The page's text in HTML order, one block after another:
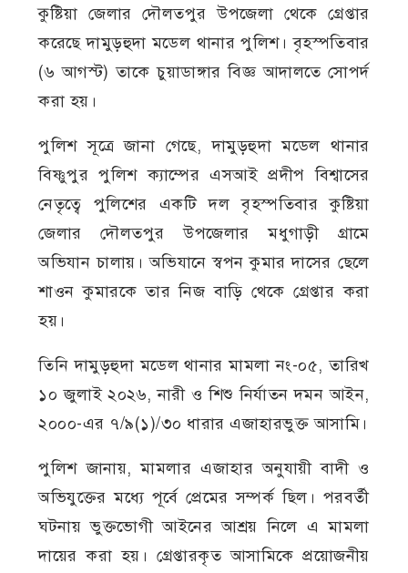
কুষ্টিয়া জেলার দৌলতপুর উপজেলা থেকে গ্রেপ্তার
করেছে দামুড়হুদা মডেল থানার পুলিশ। বৃহস্পতিবার
(৬ আগস্ট) তাকে চুয়াডাঙ্গার বিজ্ঞ আদালতে সোপর্দ
করা হয়।
পুলিশ সূত্রে জানা গেছে, দামুড়হুদা মডেল থানার
বিষ্ণুপুর পুলিশ ক্যাম্পের এসআই প্রদীপ বিশ্বাসের
নেতৃত্বে পুলিশের একটি দল বৃহস্পতিবার কুষ্টিয়া
জেলার দৌলতপুর উপজেলার মধুগাড়ী গ্রামে
অভিযান চালায়। অভিযানে স্বপন কুমার দাসের ছেলে
শাওন কুমারকে তার নিজ বাড়ি থেকে গ্রেপ্তার করা
হয়।
তিনি দামুড়হুদা মডেল থানার মামলা নং-০৫, তারিখ
১০ জুলাই ২০২৬, নারী ও শিশু নির্যাতন দমন আইন,
২০০০-এর ৭/৯(১)/৩০ ধারার এজাহারভুক্ত আসামি।
পুলিশ জানায়, মামলার এজাহার অনুযায়ী বাদী ও
অভিযুক্তের মধ্যে পূর্বে প্রেমের সম্পর্ক ছিল। পরবর্তী
ঘটনায় ভুক্তভোগী আইনের আশ্রয় নিলে এ মামলা
দায়ের করা হয়। গ্রেপ্তারকৃত আসামিকে প্রয়োজনীয়